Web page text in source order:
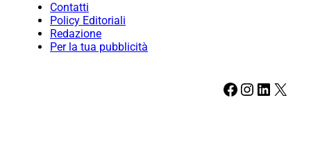
Contatti
Policy Editoriali
Redazione
Per la tua pubblicità
Facebook Instagram LinkedIn X